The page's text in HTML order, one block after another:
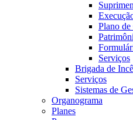
Plano
Serviços
Brigada de
Serviços
Sistemas de
Organograma
Planes